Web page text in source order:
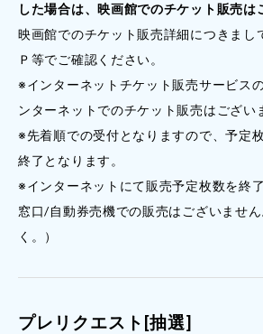
した場合は、映画館でのチケット販売は
映画館でのチケット販売詳細につきまし
Ｐ等でご確認ください。
※インターネットチケット販売サービス
ンターネットでのチケット販売はござい
※先着順での受付となりますので、予定
終了となります。
※インターネットにて販売予定枚数を終
窓口/自動券売機での販売はございませ
く。）
プレリクエスト[抽選]